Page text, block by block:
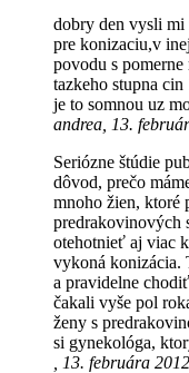
dobry den vysli mi
pre konizaciu,v
povodu s
tazkeho stupna
je to somnou uz
andrea, 13.
Seriózne štúdie
dôvod, prečo
mnoho žien, ktoré
predrakovinových
otehotnieť aj viac
vykoná konizácia.
a pravidelne
čakali vyše pol
ženy s
si gynekológa,
, 13. februára 2012